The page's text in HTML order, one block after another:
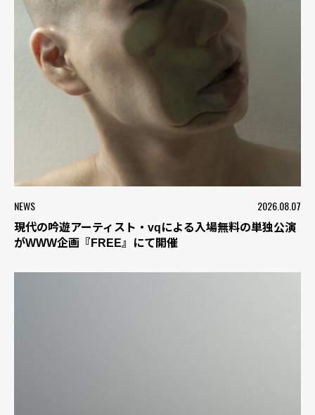
NEWS 2026.08.07
現代の吟遊アーティスト・vqによる入場無料の単独公演
がWWW企画『FREE』にて開催